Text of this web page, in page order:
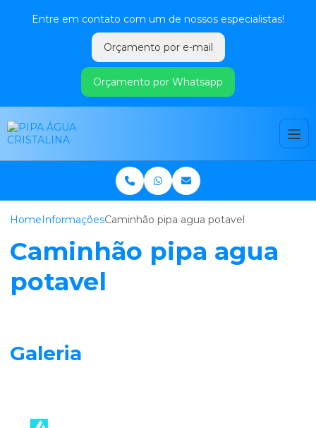
Entre em contato com um de nossos especialistas!
Orçamento por e-mail
Orçamento por Whatsapp
HomeInformaçõesCaminhão pipa agua potavel
Caminhão pipa agua
potavel
Galeria